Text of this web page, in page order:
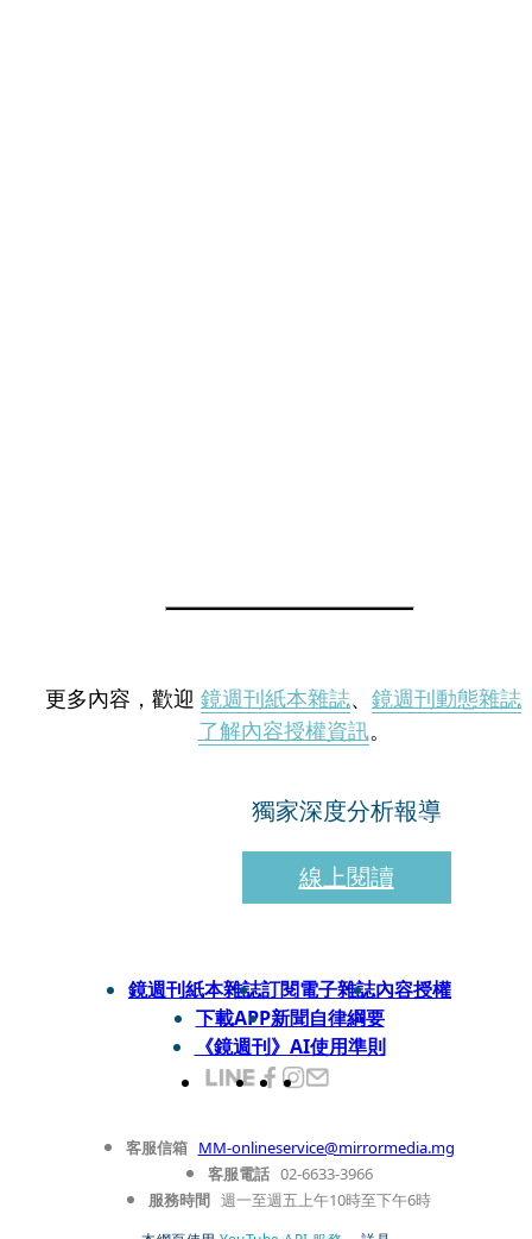
更多內容，歡迎 鏡週刊紙本雜誌、 鏡週刊動態雜誌
了解內容授權資訊。
獨家深度分析報導
線上閱讀
鏡週刊紙本雜誌訂閱電子雜誌內容授權
下載APP新聞自律綱要
《鏡週刊》AI使用準則
客服信箱 MM-onlineservice@mirrormedia.mg
客服電話 02-6633-3966
服務時間 週一至週五上午10時至下午6時